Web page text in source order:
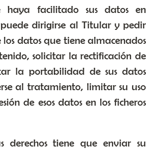
haya facilitado sus datos en
dirigirse al Titular y pedir
datos que tiene almacenados
solicitar la rectificación de
la portabilidad de sus datos
al tratamiento, limitar su uso
de esos datos en los ficheros
derechos tiene que enviar su